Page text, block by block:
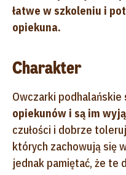
łatwe w szkoleniu i
opiekuna.
Charakter
Owczarki podhalańskie
opiekunów i są im
czułości i dobrze
których zachowują się
jednak pamiętać, że te